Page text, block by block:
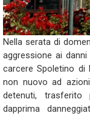
Nella serata di
aggressione ai
carcere Spoletino di
non nuovo ad
detenuti,
dapprima